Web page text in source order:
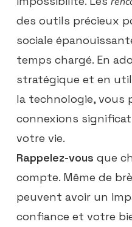
des outils précieux
sociale
temps chargé. En
stratégique et en
la technologie, vous
connexions
votre vie.
Rappelez-vous que
compte. Même de
peuvent avoir un
confiance et votre